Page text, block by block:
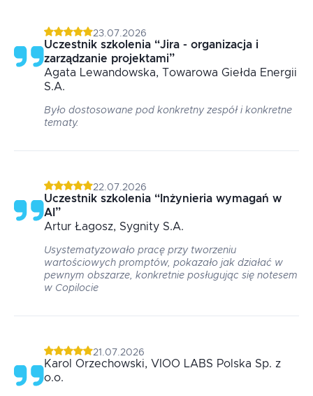
23.07.2026
Uczestnik szkolenia “Jira - organizacja i
zarządzanie projektami”
Agata Lewandowska, Towarowa Giełda Energii
S.A.
Było dostosowane pod konkretny zespół i konkretne
tematy.
22.07.2026
Uczestnik szkolenia “ Inżynieria wymagań w
AI ”
Artur Łagosz, Sygnity S.A.
Usystematyzowało pracę przy tworzeniu
wartościowych promptów, pokazało jak działać w
pewnym obszarze, konkretnie posługując się notesem
w Copilocie
21.07.2026
Karol Orzechowski, VIOO LABS Polska Sp. z
o.o.